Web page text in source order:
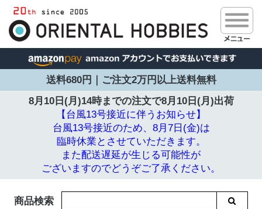
送料680円｜ご注文2万円以上送料無料
8月10日(月)14時までの注文で8月10日(月)出荷
【台風13号接近に伴うお知らせ】
台風13号接近のため、8月7日(金)は
臨時休業とさせていただきます。
また配送遅延が生じる可能性が
ございますのでどうぞご了承ください。
商品検索